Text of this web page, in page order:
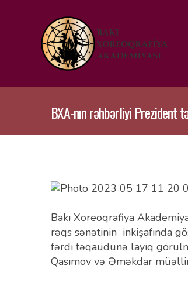
BXA-nın rəhbərliyi
Bakı Xoreoqrafiya
rəqs sənətinin inkişafında
fərdi təqaüdünə layiq
Qasımov və Əməkdar